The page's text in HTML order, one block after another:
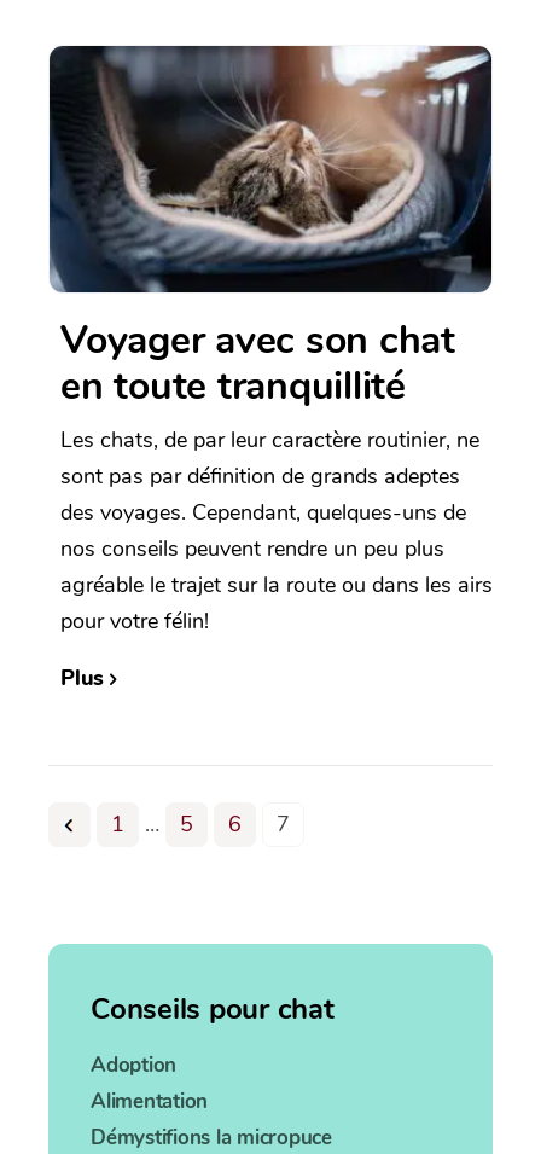
Voyager avec son chat
en toute tranquillité
Les chats, de par leur caractère routinier, ne
sont pas par définition de grands adeptes
des voyages. Cependant, quelques-uns de
nos conseils peuvent rendre un peu plus
agréable le trajet sur la route ou dans les airs
pour votre félin!
Plus
1 … 5 6 7
Conseils pour chat
Adoption
Alimentation
Démystifions la micropuce